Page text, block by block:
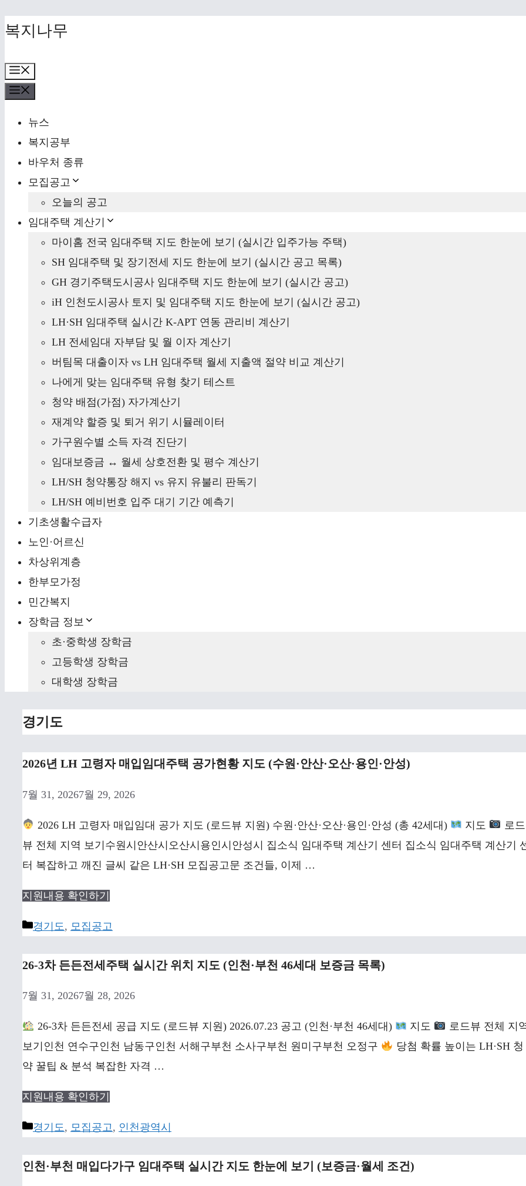
Skip
content
복지나무
뉴스
복지공부
바우처 종류
모집공고
오늘의 공고
임대주택 계산기
마이홈 전국 임대주택 지도 한눈에 보기 (실시간 입주가능 주택)
SH 임대주택 및 장기전세 지도 한눈에 보기 (실시간 공고 목록)
GH 경기주택도시공사 임대주택 지도 한눈에 보기 (실시간 공고)
iH 인천도시공사 토지 및 임대주택 지도 한눈에 보기 (실시간 공고)
LH·SH 임대주택 실시간 K-APT 연동 관리비 계산기
LH 전세임대 자부담 및 월 이자 계산기
버팀목 대출이자 vs LH 임대주택 월세 지출액 절약 비교 계산기
나에게 맞는 임대주택 유형 찾기 테스트
청약 배점(가점) 자가계산기
재계약 할증 및 퇴거 위기 시뮬레이터
가구원수별 소득 자격 진단기
임대보증금 ↔ 월세 상호전환 및 평수 계산기
LH/SH 청약통장 해지 vs 유지 유불리 판독기
LH/SH 예비번호 입주 대기 기간 예측기
기초생활수급자
노인·어르신
차상위계층
한부모가정
민간복지
장학금 정보
초·중학생 장학금
고등학생 장학금
대학생 장학금
경기도
2026년 LH 고령자 매입임대주택 공가현황 지도 (수원·안산·오산·용인·안성)
7월 31, 20267월 29, 2026
2026 LH 고령자 매입임대 공가 지도 (로드뷰 지원) 수원·안산·오산·용인·안성 (총 42세대) 지도
로드
뷰 전체 지역 보기수원시안산시오산시용인시안성시 집소식 임대주택 계산기 센터 집소식 임대주택 계산기
터 복잡하고 깨진 글씨 같은 LH·SH 모집공고문 조건들, 이제 …
지원내용 확인하기
Categories
경기도 , 모집공고
26-3차 든든전세주택 실시간 위치 지도 (인천·부천 46세대 보증금 목록)
7월 31, 20267월 28, 2026
26-3차 든든전세 공급 지도 (로드뷰 지원) 2026.07.23 공고 (인천·부천 46세대) 지도
로드뷰 전체 지
보기인천 연수구인천 남동구인천 서해구부천 소사구부천 원미구부천 오정구
당첨 확률 높이는 LH·SH 청
약 꿀팁 & 분석 복잡한 자격 …
지원내용 확인하기
Categories
경기도, 모집공고, 인천광역시
인천·부천 매입다가구 임대주택 실시간 지도 한눈에 보기 (보증금·월세 조건)